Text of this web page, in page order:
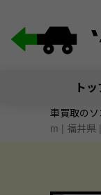
ト
車買取の
m | 福井県